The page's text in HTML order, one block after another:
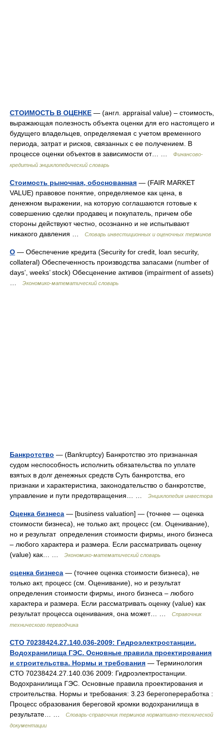
СТОИМОСТЬ В ОЦЕНКЕ — (англ. appraisal value) – стоимость,
выражающая полезность объекта оценки для его настоящего и
будущего владельцев, определяемая с учетом временнoго
периода, затрат и рисков, связанных с ее получением. В
процессе оценки объектов в зависимости от… …
Финансово-
кредитный энциклопедический словарь
Стоимость рыночная, обоснованная — (FAIR MARKET
VALUE) правовое понятие, определяемое как цена, в
денежном выражении, на которую соглашаются готовые к
совершению сделки продавец и покупатель, причем обе
стороны действуют честно, осознанно и не испытывают
никакого давления …
Словарь инвестиционных и оценочных терминов
О — Обеспечение кредита (Security for credit, loan security,
collateral) Обеспеченность производства запасами (number of
days’, weeks’ stock) Обесценение активов (impairment of assets)
Экономико-математический словарь
Банкротство — (Bankruptcy) Банкротство это признанная
судом неспособность исполнить обязательства по уплате
взятых в долг денежных средств Суть банкротства, его
признаки и характеристика, законодательство о банкротстве,
управление и пути предотвращения… …
Энциклопедия инвестора
Оценка бизнеса — [business valuation] — (точнее — оценка
стоимости бизнеса), не только акт, процесс (см. Оценивание),
но и результат определения стоимости фирмы, иного бизнеса
– любого характера и размера. Если рассматривать оценку
(value) как… …
Экономико-математический словарь
оценка бизнеса — (точнее оценка стоимости бизнеса), не
только акт, процесс (см. Оценивание), но и результат
определения стоимости фирмы, иного бизнеса – любого
характера и размера. Если рассматривать оценку (value) как
результат процесса оценивания, она может… …
Справочник
технического переводчика
СТО 70238424.27.140.036-2009: Гидроэлектростанции.
Водохранилища ГЭС. Основные правила проектирования
и строительства. Нормы и требования — Терминология
СТО 70238424.27.140.036 2009: Гидроэлектростанции.
Водохранилища ГЭС. Основные правила проектирования и
строительства. Нормы и требования: 3.23 берегопереработка :
Процесс образования береговой кромки водохранилища в
результате… …
Словарь-справочник терминов нормативно-технической
документации